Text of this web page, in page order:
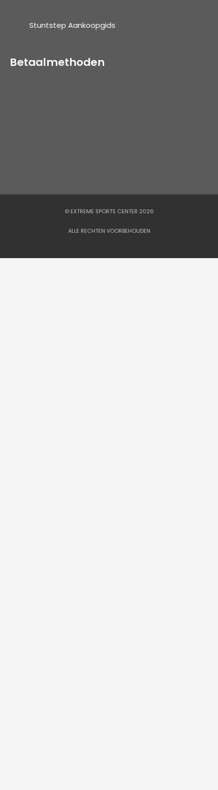
Stuntstep Aankoopgids
Betaalmethoden
© EXTREME SPORTS CENTER 2026
ALLE RECHTEN VOORBEHOUDEN